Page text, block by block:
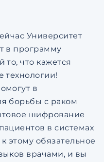
Университет
в программу
что кажется
технологии!
в
борьбы с раком
шифрование
в системах
этому обязательное
врачами, и вы